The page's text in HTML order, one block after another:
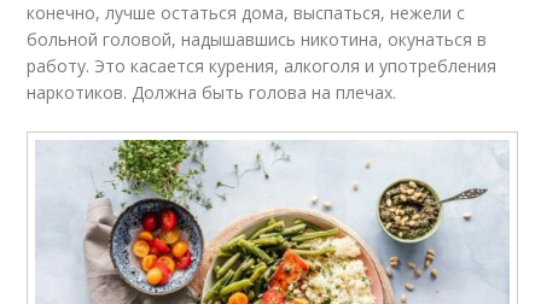
конечно, лучше остаться дома, выспаться, нежели с
больной головой, надышавшись никотина, окунаться в
работу. Это касается курения, алкоголя и употребления
наркотиков. Должна быть голова на плечах.